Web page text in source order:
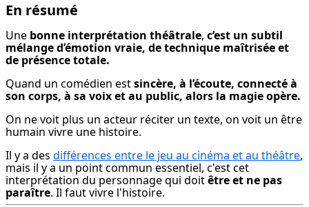
En résumé
Une bonne interprétation théâtrale, c’est un subtil
mélange d’émotion vraie, de technique maîtrisée et
de présence totale.
Quand un comédien est sincère, à l’écoute, connecté à
son corps, à sa voix et au public, alors la magie opère.
On ne voit plus un acteur réciter un texte, on voit un être
humain vivre une histoire.
Il y a des différences entre le jeu au cinéma et au théâtre,
mais il y a un point commun essentiel, c'est cet
interprétation du personnage qui doit être et ne pas
paraître. Il faut vivre l'histoire.